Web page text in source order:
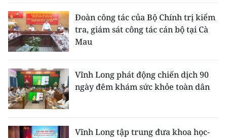
NHÂN DÂN CUỐI TUẦN
NHÂN DÂN HẰNG THÁNG
MUA BÁO
ĐỌC BÁO IN
ENGLISH
Đoàn công tác của Bộ Chính trị kiểm
tra, giám sát công tác cán bộ tại Cà
Mau
Vĩnh Long phát động chiến dịch 90
ngày đêm khám sức khỏe toàn dân
Vĩnh Long tập trung đưa khoa học-